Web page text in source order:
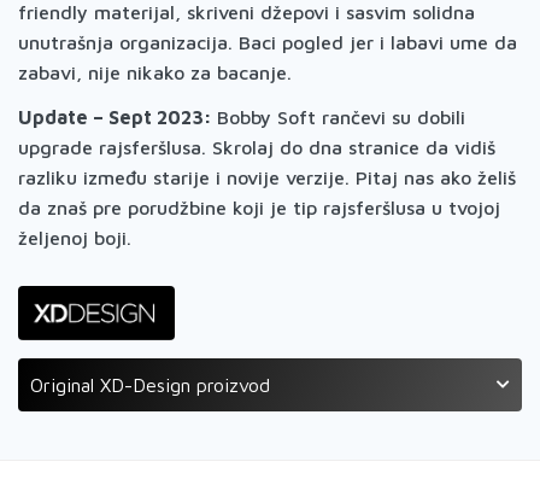
friendly materijal, skriveni džepovi i sasvim solidna
unutrašnja organizacija. Baci pogled jer i labavi ume da
zabavi, nije nikako za bacanje.
Update – Sept 2023: Bobby Soft rančevi su dobili
upgrade rajsferšlusa. Skrolaj do dna stranice da vidiš
razliku između starije i novije verzije. Pitaj nas ako želiš
da znaš pre porudžbine koji je tip rajsferšlusa u tvojoj
željenoj boji.
Original XD-Design proizvod